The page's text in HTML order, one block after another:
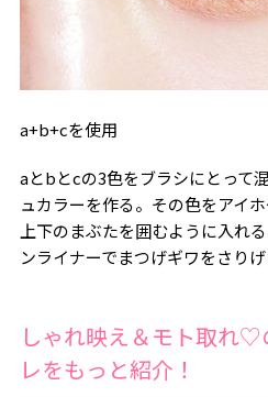
a+b+cを使用
aとbとcの3色をブラシにとって
ュカラーを作る。その色をアイ
上下のまぶたを囲むように入れ
ンライナーでまつげギワをさりげ
しゃれ映え＆モト取れ
レをもっと紹介！